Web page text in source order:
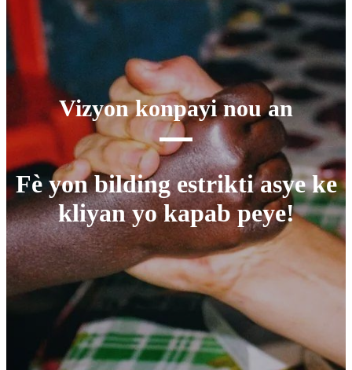
Vizyon konpayi nou an
Fè yon bilding estrikti asye ke
kliyan yo kapab peye!